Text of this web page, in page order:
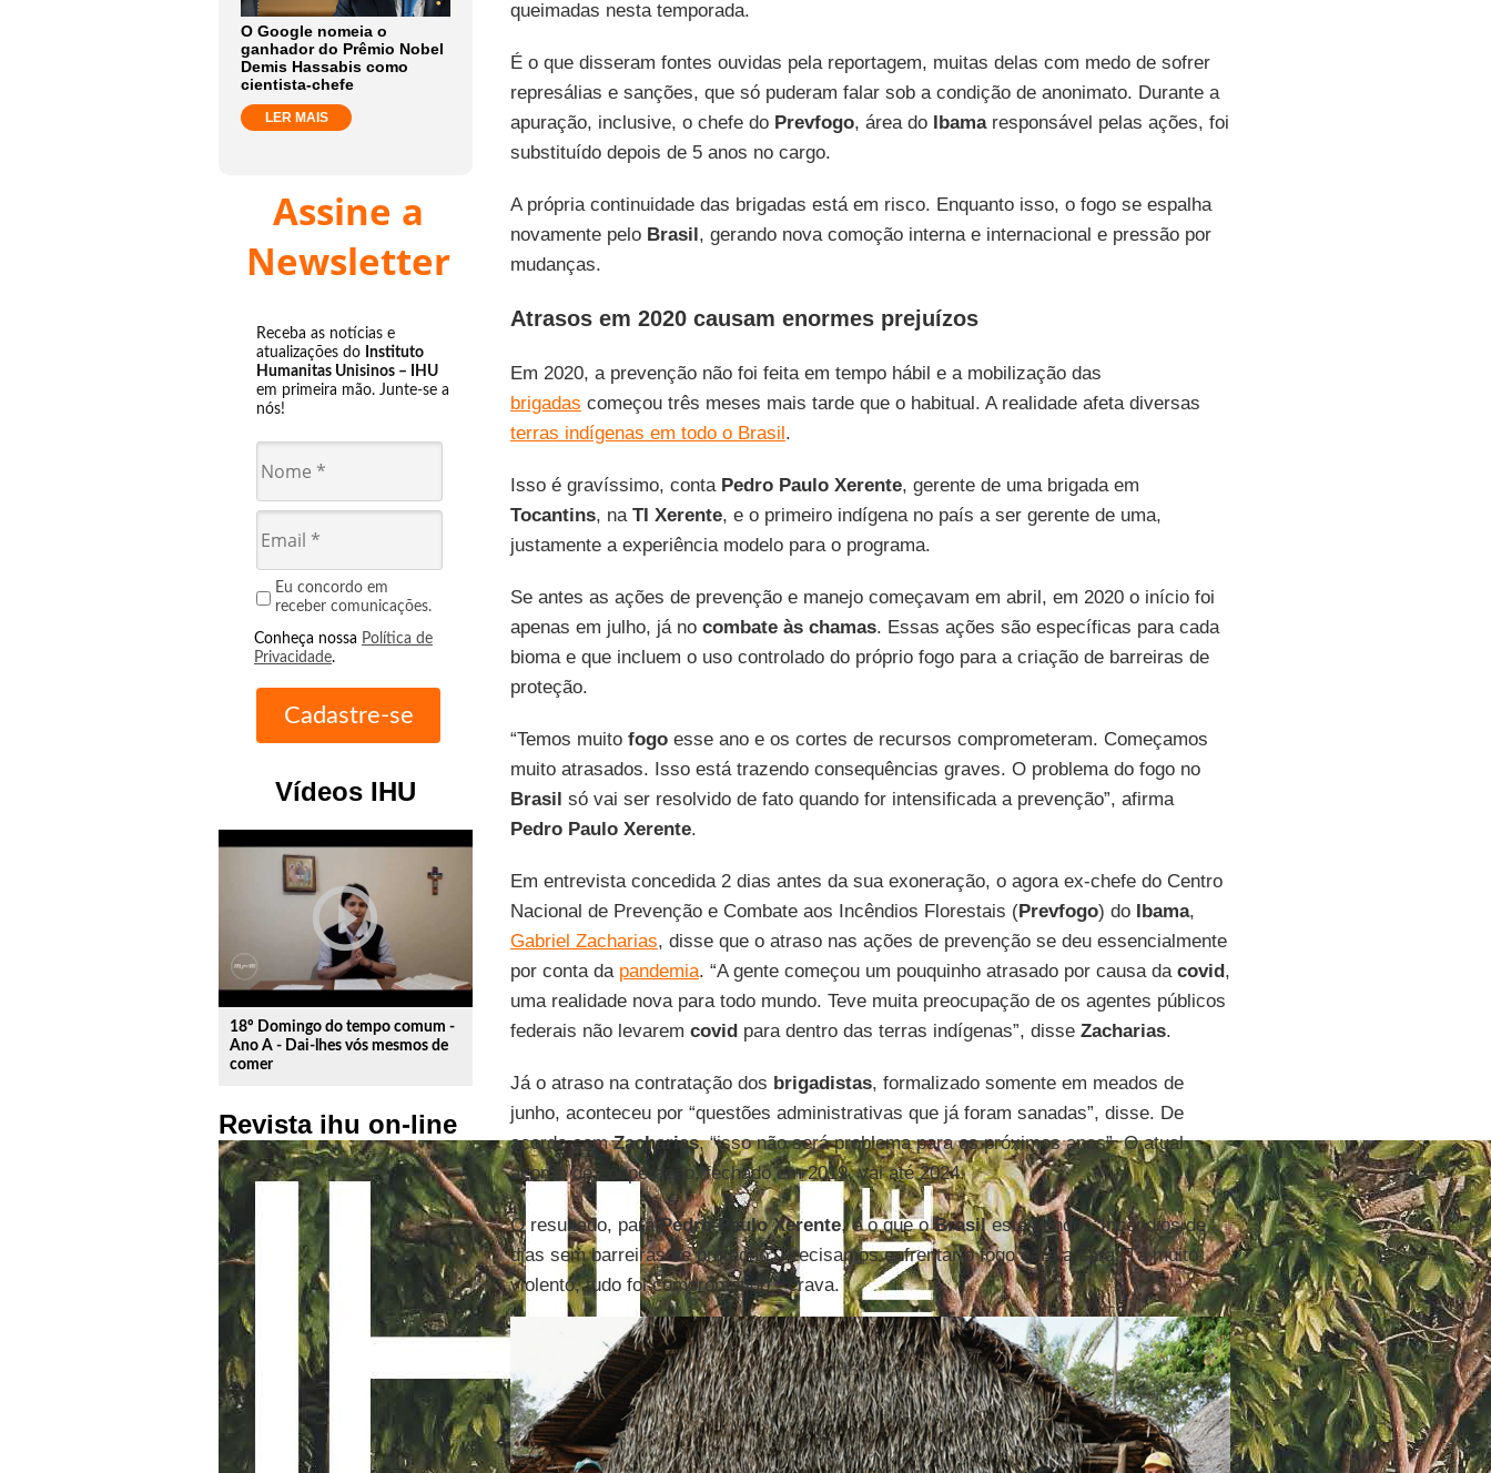
O Google nomeia o
ganhador do Prêmio Nobel
Demis Hassabis como
cientista-chefe
LER MAIS
Assine a
Newsletter
Receba as notícias e
atualizações do Instituto
Humanitas Unisinos – IHU
em primeira mão. Junte-se a
nós!
Eu concordo em
receber comunicações.
Conheça nossa Política de
Privacidade.
Vídeos IHU
play_circle_outline
18º Domingo do tempo comum -
Ano A - Dai-lhes vós mesmos de
comer
Revista ihu on-line
queimadas nesta temporada.
É o que disseram fontes ouvidas pela reportagem, muitas delas com medo de sofrer
represálias e sanções, que só puderam falar sob a condição de anonimato. Durante a
apuração, inclusive, o chefe do Prevfogo, área do Ibamaresponsável pelas ações, foi
substituído depois de 5 anos no cargo.
A própria continuidade das brigadas está em risco. Enquanto isso, o fogo se espalha
novamente pelo Brasil, gerando nova comoção interna e internacional e pressão por
mudanças.
Atrasos em 2020 causam enormes prejuízos
Em 2020, a prevenção não foi feita em tempo hábil e a mobilização das
brigadas começou três meses mais tarde que o habitual. A realidade afeta diversas
terras indígenas em todo o Brasil.
Isso é gravíssimo, conta Pedro Paulo Xerente, gerente de uma brigada em
Tocantins, na TI Xerente, e o primeiro indígena no país a ser gerente de uma,
justamente a experiência modelo para o programa.
Se antes as ações de prevenção e manejo começavam em abril, em 2020 o início foi
apenas em julho, já nocombate às chamas. Essas ações são específicas para cada
bioma e que incluem o uso controlado do próprio fogo para a criação de barreiras de
proteção.
“Temos muito fogoesse ano e os cortes de recursos comprometeram. Começamos
muito atrasados. Isso está trazendo consequências graves. O problema do fogo no
Brasil só vai ser resolvido de fato quando for intensificada a prevenção”, afirma
Pedro Paulo Xerente.
Em entrevista concedida 2 dias antes da sua exoneração, o agora ex-chefe do Centro
Nacional de Prevenção e Combate aos Incêndios Florestais (Prevfogo) do Ibama,
Gabriel Zacharias, disse que o atraso nas ações de prevenção se deu essencialmente
por conta da pandemia. “A gente começou um pouquinho atrasado por causa da covid,
uma realidade nova para todo mundo. Teve muita preocupação de os agentes públicos
federais não levarem covidpara dentro das terras indígenas”, disse Zacharias.
Já o atraso na contratação dos brigadistas, formalizado somente em meados de
junho, aconteceu por “questões administrativas que já foram sanadas”, disse. De
acordo comZacharias, “isso não será problema para os próximos anos”. O atual
acordo de cooperação, fechado em 2019, vai até 2024.
O resultado, paraPedro Paulo Xerente, é o que oBrasilestá vendo. “Incêndios de
dias sem barreiras de proteção. Precisamos enfrentar o fogo cara a cara. Tá muito
violento, tudo foi comprometido”, crava.